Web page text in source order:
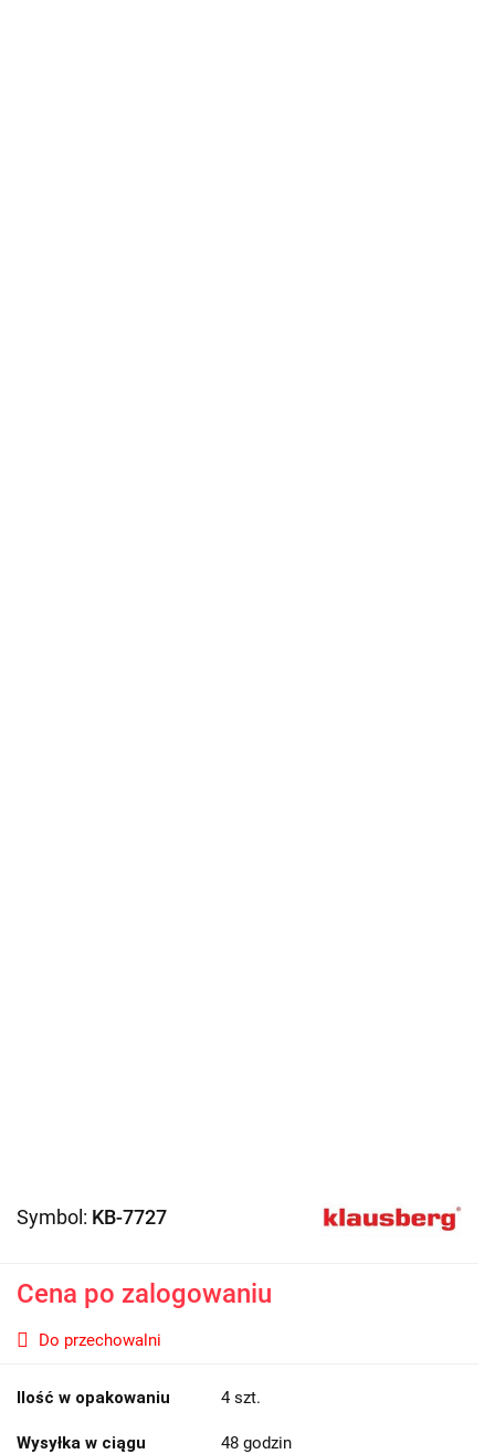
Symbol: KB-7727
Cena po zalogowaniu
Do przechowalni
Ilość w opakowaniu 4 szt.
Wysyłka w ciągu 48 godzin